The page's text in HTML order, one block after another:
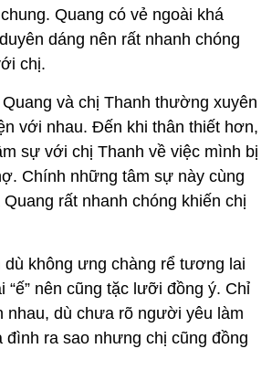
Quang có vẻ ngoài khá
dáng nên rất nhanh chóng
chị.
và chị Thanh thường xuyên
với nhau. Đến khi thân thiết hơn,
sự với chị Thanh về việc mình bị
Chính những tâm sự này cùng
rất nhanh chóng khiến chị
dù không ưng chàng rể tương lai
“ế” nên cũng tặc lưỡi đồng ý. Chỉ
nhau, dù chưa rõ người yêu làm
đình ra sao nhưng chị cũng đồng